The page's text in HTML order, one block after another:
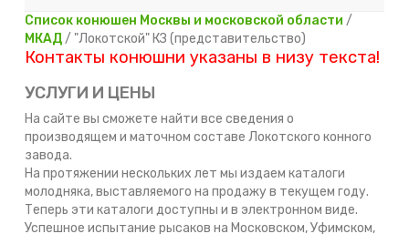
Список конюшен Москвы и московской области /
МКАД/ "Локотской" КЗ (представительство)
Контакты конюшни указаны в низу текста!
УСЛУГИ И ЦЕНЫ
На сайте вы сможете найти все сведения о
производящем и маточном составе Локотского конного
завода.
На протяжении нескольких лет мы издаем каталоги
молодняка, выставляемого на продажу в текущем году.
Теперь эти каталоги доступны и в электронном виде.
Успешное испытание рысаков на Московском, Уфимском,